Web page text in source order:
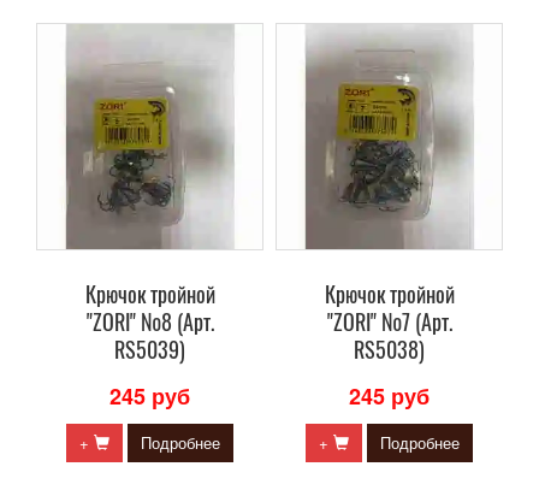
Крючок тройной
"ZORI" №8 (Арт.
RS5039)
245 руб
+ Подробнее
Крючок тройной
"ZORI" №7 (Арт.
RS5038)
245 руб
+ Подробнее